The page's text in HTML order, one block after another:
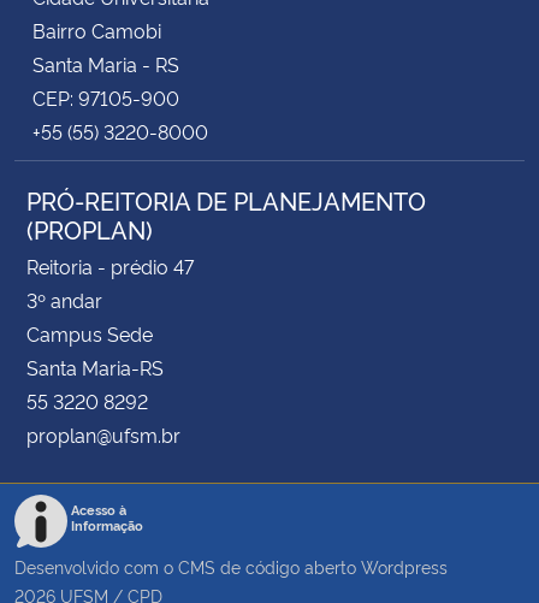
Bairro Camobi
Santa Maria - RS
CEP: 97105-900
+55 (55) 3220-8000
PRÓ-REITORIA DE PLANEJAMENTO
(PROPLAN)
Reitoria - prédio 47
3º andar
Campus Sede
Santa Maria-RS
55 3220 8292
proplan@ufsm.br
Acesso à
Informação
Desenvolvido com o CMS de código aberto Wordpress
2026 UFSM / CPD